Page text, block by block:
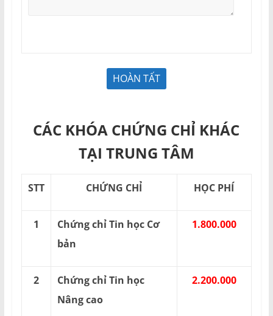
CÁC KHÓA CHỨNG CHỈ KHÁC
TẠI TRUNG TÂM
STT CHỨNG CHỈ HỌC PHÍ
1
Chứng chỉ Tin học Cơ
bản
1.800.000
2
Chứng chỉ Tin học
Nâng cao
2.200.000